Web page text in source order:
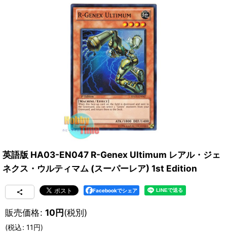
英語版 HA03-EN047 R-Genex Ultimum レアル・ジェ
ネクス・ウルティマム (スーパーレア) 1st Edition
Facebookでシェア
販売価格: 10円(税別)
(税込: 11円)